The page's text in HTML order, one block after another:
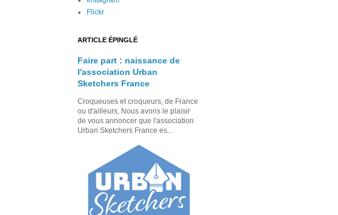
Flickr
ARTICLE ÉPINGLÉ
Faire part : naissance de
l'association Urban
Sketchers France
Croqueuses et croqueurs, de France
ou d'ailleurs, Nous avons le plaisir
de vous annoncer que l'association
Urban Sketchers France es...